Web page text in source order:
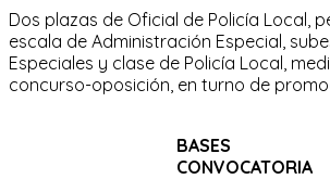
Dos plazas de Oficial de Policía Local,
escala de Administración Especial,
Especiales y clase de Policía Local,
concurso-oposición, en turno de
BASES
CONVOCATORIA